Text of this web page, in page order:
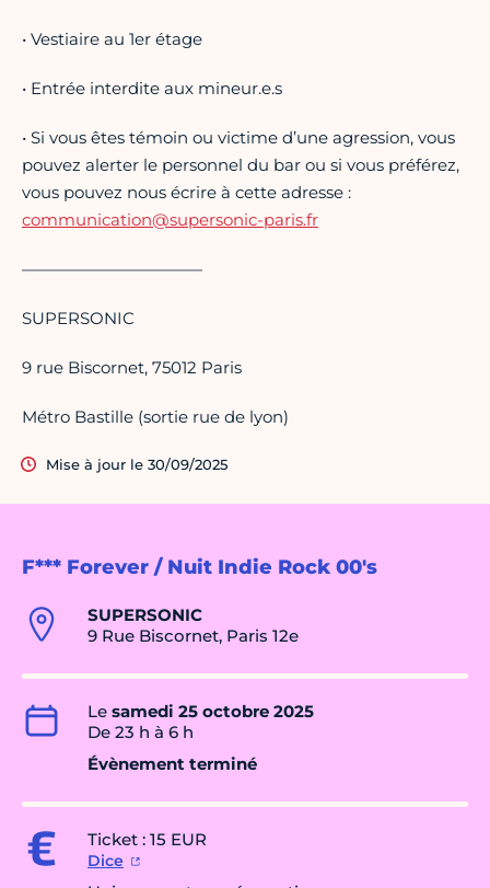
F*** Forever / Nuit Indie Rock 00's
SUPERSONIC
9 Rue Biscornet, Paris 12e
Le samedi 25 octobre 2025
De 23 h à 6 h
Évènement terminé
Ticket : 15 EUR
Dice
• Vestiaire au 1er étage
• Entrée interdite aux mineur.e.s
• Si vous êtes témoin ou victime d’une agression, vous
pouvez alerter le personnel du bar ou si vous préférez,
vous pouvez nous écrire à cette adresse :
communication@supersonic-paris.fr
———————————
SUPERSONIC
9 rue Biscornet, 75012 Paris
Métro Bastille (sortie rue de lyon)
Mise à jour le 30/09/2025